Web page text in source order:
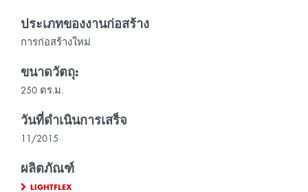
ประเภทของงานก่อสร้าง
การก่อสร้างใหม่
ขนาดวัตถุ:
250 ตร.ม.
วันที่ดำเนินการเสร็จ
11/2015
ผลิตภัณฑ์
LIGHTFLEX